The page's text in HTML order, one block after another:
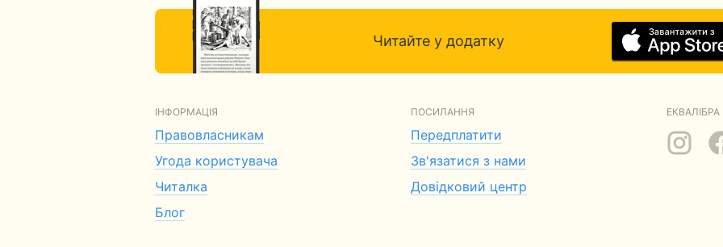
Читайте у додатку
ІНФОРМАЦІЯ
Правовласникам
Угода користувача
Читалка
Блог
ПОСИЛАННЯ
Передплатити
Зв'язатися з нами
Довідковий центр
ЕКВАЛІБРА